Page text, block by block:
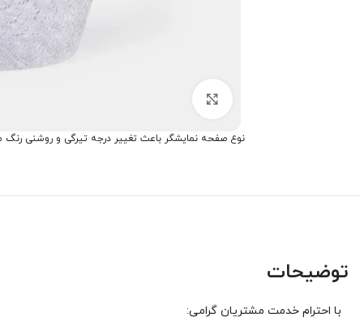
نوع صفحه نمایشگر باعث تغییر درجه تیرگی و روشنی
توضیحات
با احترام خدمت مشتریان گرامی: